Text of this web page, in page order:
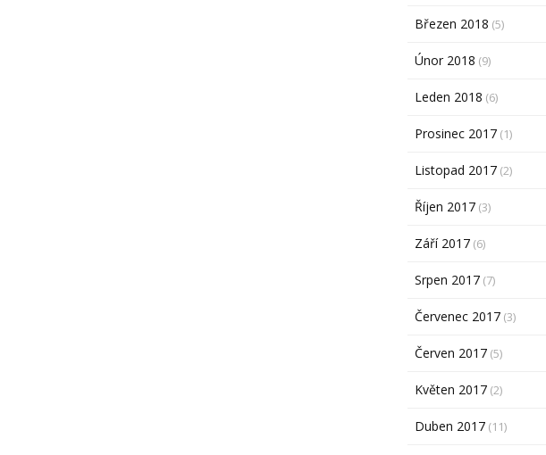
Březen 2018 (5)
Únor 2018 (9)
Leden 2018 (6)
Prosinec 2017(1)
Listopad 2017(2)
Říjen 2017(3)
Září 2017(6)
Srpen 2017(7)
Červenec 2017(3)
Červen 2017(5)
Květen 2017(2)
Duben 2017(11)